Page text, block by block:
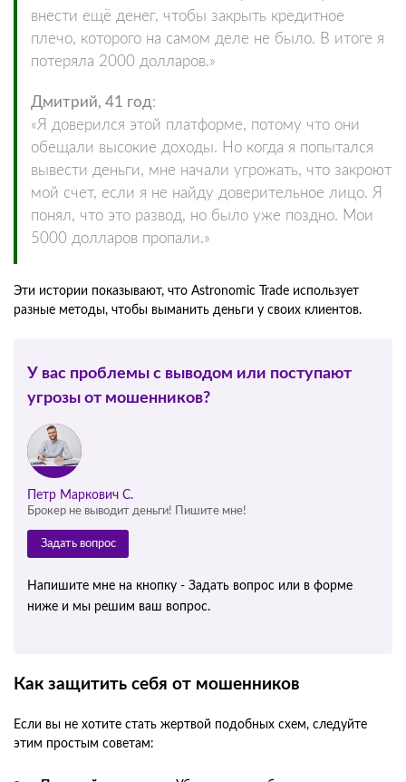
внести ещё денег, чтобы закрыть кредитное
плечо, которого на самом деле не было. В итоге я
потеряла 2000 долларов.»
Дмитрий, 41 год:
«Я доверился этой платформе, потому что они
обещали высокие доходы. Но когда я попытался
вывести деньги, мне начали угрожать, что закроют
мой счет, если я не найду доверительное лицо. Я
понял, что это развод, но было уже поздно. Мои
5000 долларов пропали.»
Эти истории показывают, что Astronomic Trade использует
разные методы, чтобы выманить деньги у своих клиентов.
У вас проблемы с выводом или поступают
угрозы от мошенников?
Петр Маркович С.
Брокер не выводит деньги! Пишите мне!
Задать вопрос
Напишите мне на кнопку - Задать вопрос или в форме
ниже и мы решим ваш вопрос.
Как защитить себя от мошенников
Если вы не хотите стать жертвой подобных схем, следуйте
этим простым советам: